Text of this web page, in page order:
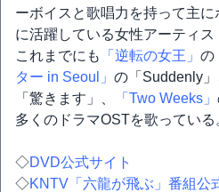
ーボイスと歌唱力を持って主
に活躍している女性アーティス
これまでにも
「逆転の女王」 の
ター in Seoul」 の「Suddenly」
「驚きます」、
「Two Weeks」
多くのドラマOSTを歌っている
◇DVD公式サイト
◇KNTV「六龍が飛ぶ」番組公